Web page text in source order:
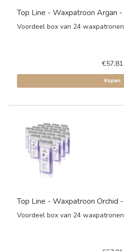
Top Line - Waxpatroon Argan
Voordeel box van 24
€57,81
Kopen
Top Line - Waxpatroon Orchid
Voordeel box van 24